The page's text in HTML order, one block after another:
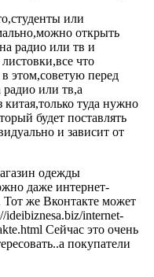
или
открыть
радио или тв и
что
этом,советую перед
или тв,а
туда нужно
будет поставлять
и зависит от
одежды
даже интернет-
Тот же Вконтакте может
ideibiznesa.biz/internet-
Сейчас это очень
покупатели